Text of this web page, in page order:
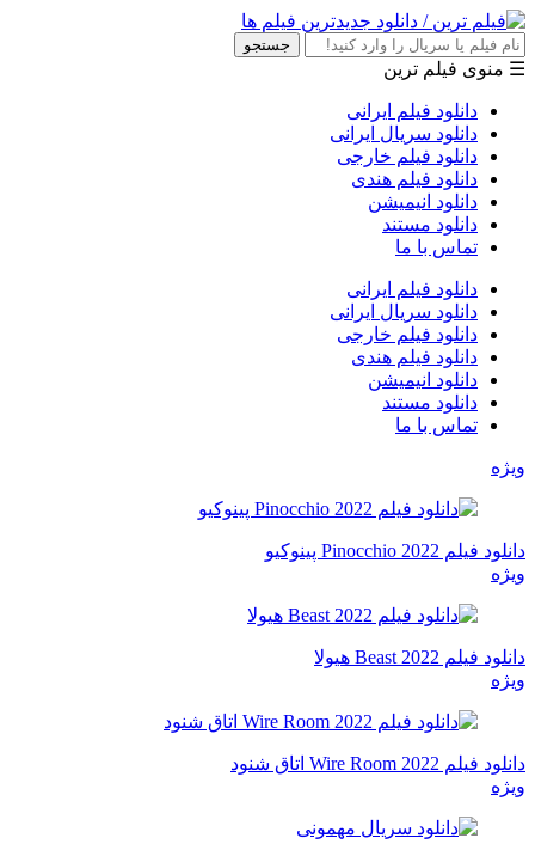
جستجو
☰ منوی فیلم ترین
دانلود فیلم ایرانی
دانلود سریال ایرانی
دانلود فیلم خارجی
دانلود فیلم هندی
دانلود انیمیشن
دانلود مستند
تماس با ما
دانلود فیلم ایرانی
دانلود سریال ایرانی
دانلود فیلم خارجی
دانلود فیلم هندی
دانلود انیمیشن
دانلود مستند
تماس با ما
ویژه
دانلود فیلم Pinocchio 2022 پینوکیو
ویژه
دانلود فیلم Beast 2022 هیولا
ویژه
دانلود فیلم Wire Room 2022 اتاق شنود
ویژه